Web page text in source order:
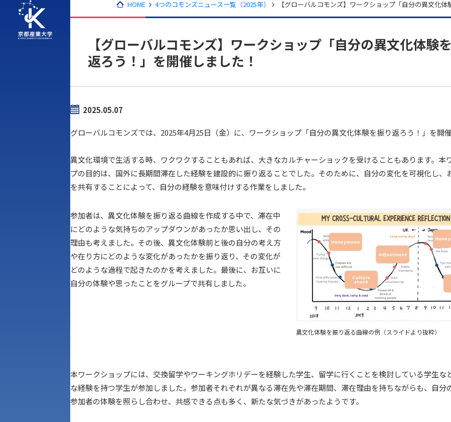
HOME 4つのコモンズニュース一覧（2025年） 【グローバルコモンズ】ワークショップ「自分の異文化
【グローバルコモンズ】ワークショップ「自分の異文化体験
返ろう！」を開催しました！
2025.05.07
グローバルコモンズでは、2025年4月25日（金）に、ワークショップ「自分の異文化体験を振り返ろう！」を開催
異文化環境で生活する時、ワクワクすることもあれば、大きなカルチャーショックを受けることもあります。本
プの目的は、国外に長期間滞在した経験を建設的に振り返ることでした。そのために、自分の変化を可視化し、
を共有することによって、自分の経験を意味付けする作業をしました。
異文化体験を振り返る曲線の例（スライドより抜粋）
参加者は、異文化体験を振り返る曲線を作成する中で、滞在中
にどのような気持ちのアップダウンがあったか思い出し、その
理由も考えました。その後、異文化体験前と後の自分の考え方
や在り方にどのような変化があったかを振り返り、その変化が
どのような過程で起きたのかを考えました。最後に、お互いに
自分の体験や思ったことをグループで共有しました。
本ワークショップには、交換留学やワーキングホリデーを経験した学生、留学に行くことを検討している学生な
な経験を持つ学生が参加しました。参加者それぞれが異なる滞在先や滞在期間、滞在理由を持ちながらも、自分
参加者の体験を照らし合わせ、共感できる点も多く、新たな気づきがあったようです。